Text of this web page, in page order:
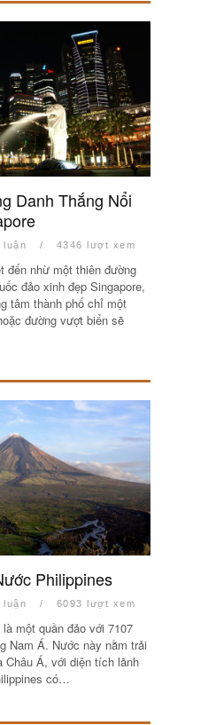
Danh Thắng Nổi
luận / 4346 lượt xem
đến nhừ một thiên đường
đảo xinh đẹp Singapore,
tâm thành phố chỉ một
đường vượt biển sẽ
Philippines
luận / 6093 lượt xem
một quần đảo với 7107
Nam Á. Nước này nằm trải
Châu Á, với diện tích lãnh
có…